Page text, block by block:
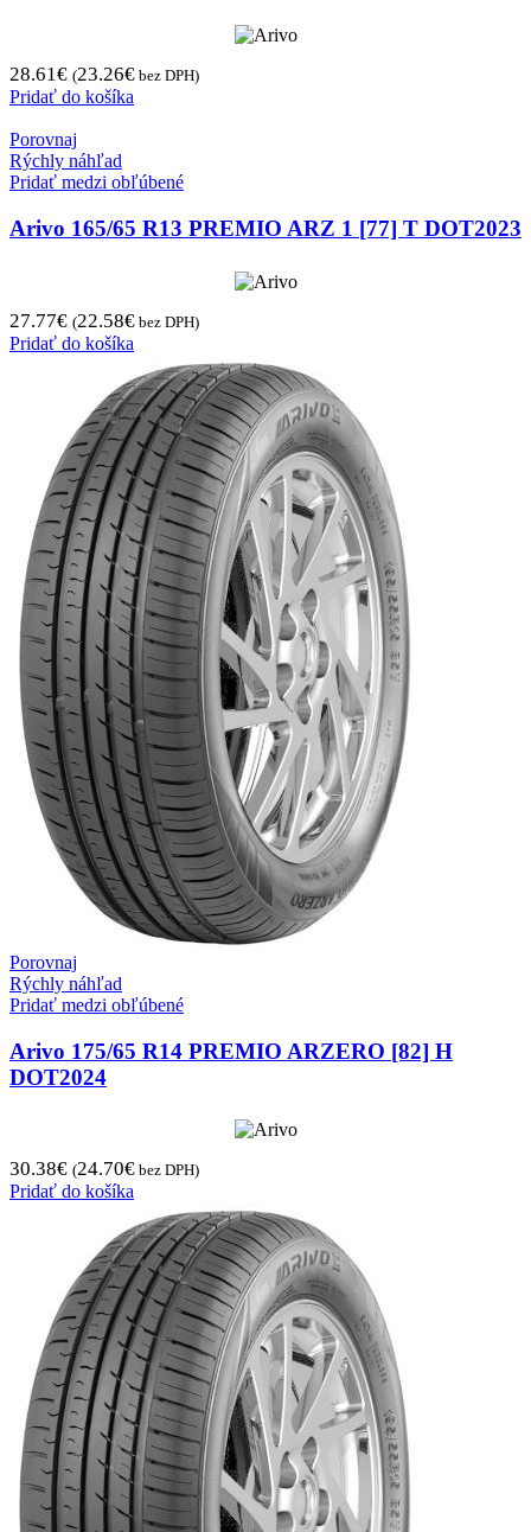
28.61€ (23.26€ bez DPH)
Pridať do košíka
Porovnaj
Rýchly náhľad
Pridať medzi obľúbené
Arivo 165/65 R13 PREMIO ARZ 1 [77] T DOT2023
27.77€ (22.58€ bez DPH)
Pridať do košíka
Porovnaj
Rýchly náhľad
Pridať medzi obľúbené
Arivo 175/65 R14 PREMIO ARZERO [82] H
DOT2024
30.38€ (24.70€ bez DPH)
Pridať do košíka